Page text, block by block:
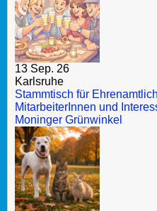
13 Sep. 26
Karlsruhe
Stammtisch für
MitarbeiterInnen und
Moninger Grünwinkel